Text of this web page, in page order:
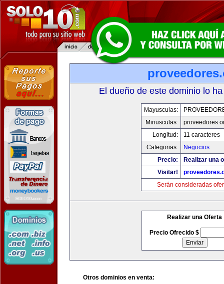
El dueño de este dominio lo
Mayusculas:
Minusculas:
Longitud:
11 caracteres
Categorias:
Negocios
Precio:
Realizar una
Visitar!
Serán consideradas
Realizar una Oferta
Precio Ofrecido $
Otros dominios en venta: